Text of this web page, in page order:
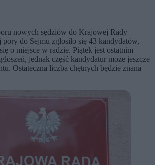
nowych sędziów do Krajowej Rady
do Sejmu zgłosiło się 43 kandydatów,
o miejsce w radzie. Piątek jest ostatnim
jednak część kandydatur może jeszcze
Ostateczna liczba chętnych będzie znana